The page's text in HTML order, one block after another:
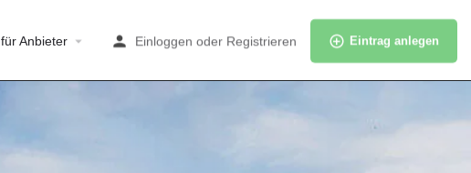
für Anbieter Einloggen oder Registrieren Eintrag anlegen